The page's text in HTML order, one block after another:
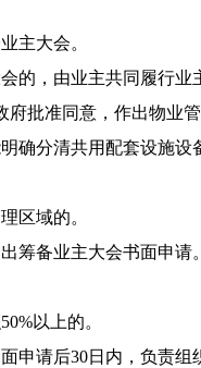
主大会。
，由业主共同履行业
批准同意，作出物业管
分清共用配套设施设
区域的。
备业主大会书面申请
以上的。
请后30日内，负责组